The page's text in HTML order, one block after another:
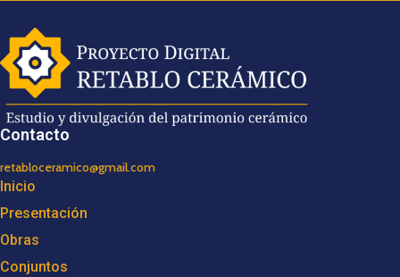
Contacto
retabloceramico@gmail.com
Inicio
Presentación
Obras
Conjuntos